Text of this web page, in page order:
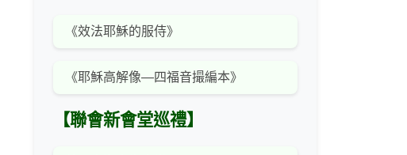
《效法耶穌的服侍》
《耶穌高解像—四福音撮編本》
【聯會新會堂巡禮】